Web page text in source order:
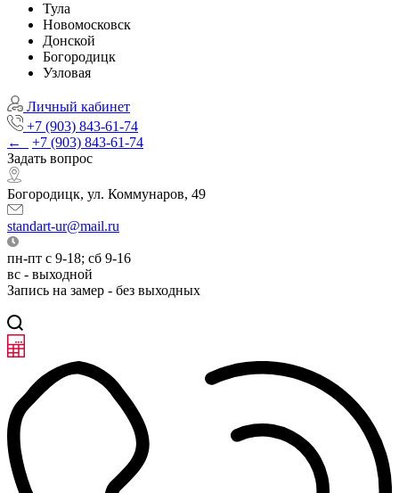
Тула
Новомосковск
Донской
Богородицк
Узловая
Личный кабинет
+7 (903) 843-61-74
←
+7 (903) 843-61-74
Задать вопрос
Богородицк, ул. Коммунаров, 49
standart-ur@mail.ru
пн-пт с 9-18; сб 9-16
вс - выходной
Запись на замер - без выходных